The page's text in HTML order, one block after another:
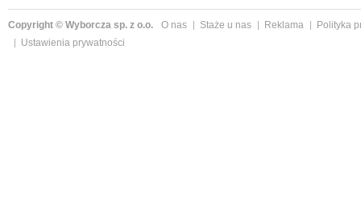
Copyright © Wyborcza sp. z o.o. O nas Staże u nas Reklama
Polityka
Ustawienia prywatności